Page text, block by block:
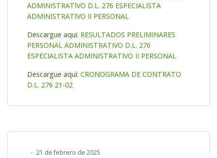
ADMINISTRATIVO D.L. 276 ESPECIALISTA
ADMINISTRATIVO II PERSONAL
Descargue aqui: RESULTADOS PRELIMINARES
PERSONAL ADMINISTRATIVO D.L. 276
ESPECIALISTA ADMINISTRATIVO II PERSONAL
Descargue aquí: CRONOGRAMA DE CONTRATO
D.L. 276 21-02
21 de febrero de 2025